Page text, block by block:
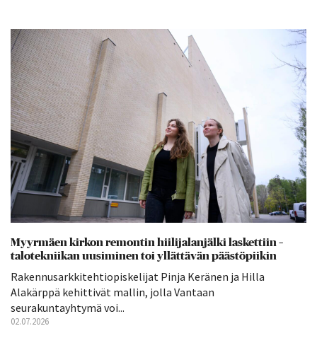
Myyrmäen kirkon remontin hiilijalanjälki laskettiin –
talotekniikan uusiminen toi yllättävän päästöpiikin
Rakennusarkkitehtiopiskelijat Pinja Keränen ja Hilla
Alakärppä kehittivät mallin, jolla Vantaan
seurakuntayhtymä voi...
02.07.2026